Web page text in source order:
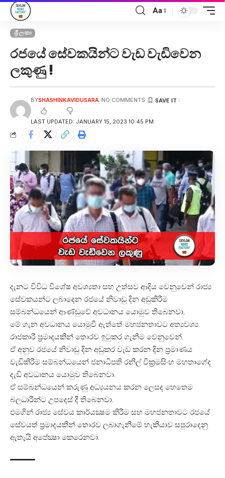
Aa
ශ්‍රී ලංකා
රජයේ සේවකයින්ට වැඩ වැඩිවෙන
ලකුණු !
LAST UPDATED: JANUARY 15, 2023 10:45 PM
BYSHASHINKAVIDUSARA NO COMMENTS
දැනට විවිධ විශේෂ අවශ්‍යතා සහ උත්සව ආදිය වෙනුවෙන් රාජ්‍ය
සේවකයන්ට ලබාදෙන රජයේ නිවාඩු දින අඩුකිරීම
සම්බන්ධයෙන් ආණ්ඩුවේ අවධානය යොමුව තිබෙනවා.
මේ ගැන අවධානය යොමුවී ඇත්තේ මහජනතාවට අත්‍යවශ්‍ය
රාජකාරී ප්‍රමාදයකින් තොරව ඉටුකර ගැනීම වෙනුවෙන්.
ඒ අනුව රජයේ නිවාඩු දින අඩුකර වැඩ කරන දින ප්‍රමාණය
වැඩිකිරීම සම්බන්ධයෙන් ජනාධිපති රනිල් වික්‍රමසිංහ මහතාගේද
දැඩි අවධානය යොමුව තිබෙනවා.
ඒ සම්බන්ධයෙන් කරුණු අධ්‍යයනය කරන ලෙසද හෙතෙම
බලධාරීන්ට උපදෙස් දී තිබෙනවා.
එමගින් රාජ්‍ය සේවය කාර්යක්‍ෂම කිරීම සහ මහජනතාවට රජයේ
සේවයත් ප්‍රමාදයකින් තොරව ලබාගැනීමේ හැකියාව සපුරාදෙනු
ඇතැයි අපේක්‍ෂා කෙරෙනවා.